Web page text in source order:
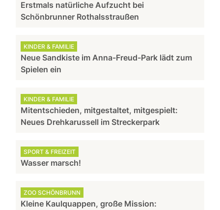
Erstmals natürliche Aufzucht bei
Schönbrunner Rothalsstraußen
KINDER & FAMILIE
Neue Sandkiste im Anna-Freud-Park lädt zum
Spielen ein
KINDER & FAMILIE
Mitentschieden, mitgestaltet, mitgespielt:
Neues Drehkarussell im Streckerpark
SPORT & FREIZEIT
Wasser marsch!
ZOO SCHÖNBRUNN
Kleine Kaulquappen, große Mission: